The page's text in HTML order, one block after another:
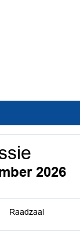
2026
Raadzaal